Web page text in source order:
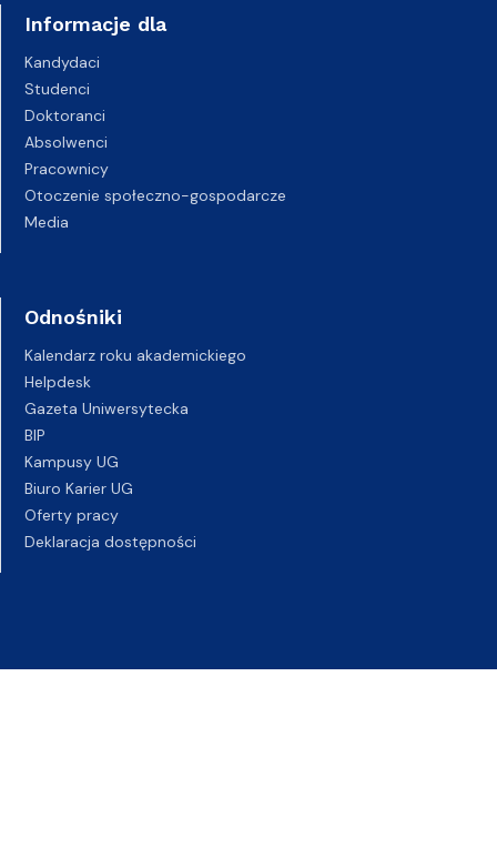
Informacje dla
Kandydaci
Studenci
Doktoranci
Absolwenci
Pracownicy
Otoczenie społeczno-gospodarcze
Media
Odnośniki
Kalendarz roku akademickiego
Helpdesk
Gazeta Uniwersytecka
BIP
Kampusy UG
Biuro Karier UG
Oferty pracy
Deklaracja dostępności